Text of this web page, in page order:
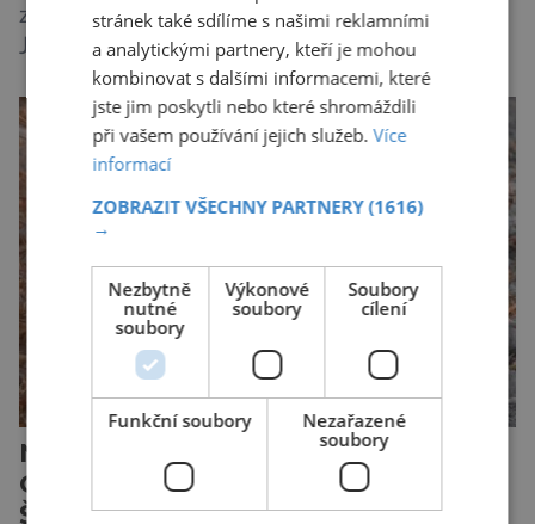
zásadně mění naše představy o životě rostlin.
Ještě před několika desetiletími byly rostliny
považovány za tiché a pasivní organismy, které
pouze reagují na změny prostředí. Moderní
výzkum však ukazuje, že skutečnost je mnohem
zajímavější. Rostliny totiž dokážou své okolí
vnímat prostřednictvím mechanických podnětů
a samy také vydávají zvuky […]
Nejodvážnější zvíře podle
Guinnessovy knihy rekordů?
Šelmička s pruhem na hřbetě!
stránek také sdílíme s našimi reklamními
a analytickými partnery, kteří je mohou
kombinovat s dalšími informacemi, které
jste jim poskytli nebo které shromáždili
při vašem používání jejich služeb.Více
informací
ZOBRAZIT VŠECHNY PARTNERY(1616)
→
Nezbytně
nutné
soubory
Výkonové
soubory
Soubory
cílení
Funkční soubory
Nezařazené
soubory